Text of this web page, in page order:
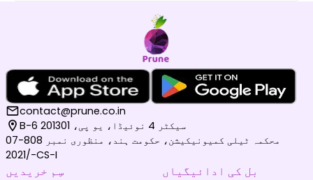
contact@prune.co.in
B-6 سیکٹر 4 نوئیڈا، یو پی، 201301
محکمہ ٹیلی کمیونیکیشن، حکومت ہند، منظوری نمبر 808-07
/2021-CS-I
سِم خریدیں بل کی ادائیگیاں